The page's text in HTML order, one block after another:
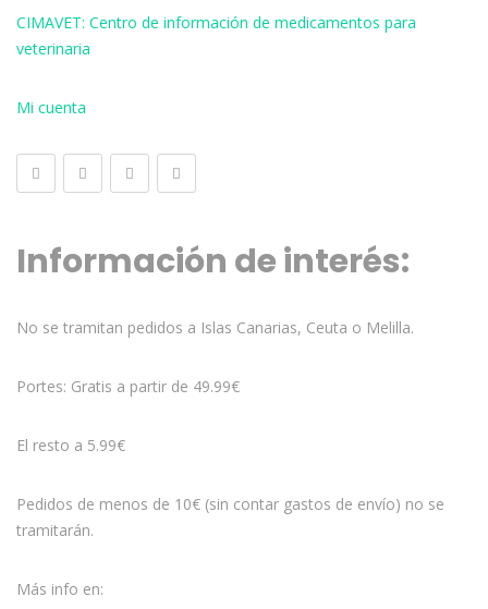
CIMAVET: Centro de información de medicamentos para
veterinaria
Mi cuenta
Información de interés:
No se tramitan pedidos a Islas Canarias, Ceuta o Melilla.
Portes: Gratis a partir de 49.99€
El resto a 5.99€
Pedidos de menos de 10€ (sin contar gastos de envío) no se
tramitarán.
Más info en: